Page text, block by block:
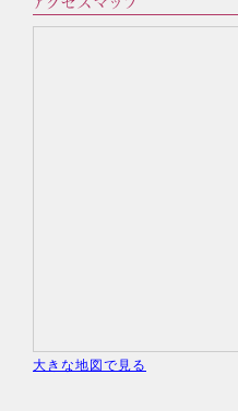
大きな地図で見る